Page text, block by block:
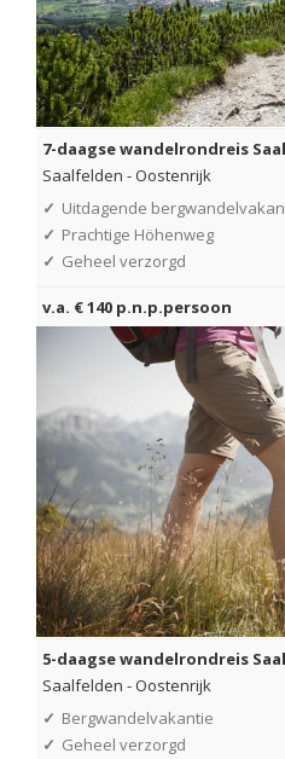
7-daagse wandelrondreis
Saalfelden -Oostenrijk
✓ Uitdagende
✓ Prachtige Höhenweg
✓ Geheel verzorgd
v.a. € 140 p.n.p.persoon
5-daagse wandelrondreis
Saalfelden -Oostenrijk
✓ Bergwandelvakantie
✓ Geheel verzorgd